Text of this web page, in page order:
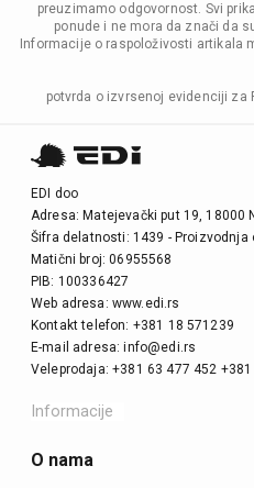
preuzimamo odgovornost. Svi
ponude i ne mora da znači da
Informacije o raspoloživosti artikala
potvrda o izvrsenoj evidenciji za
EDI doo
Adresa: Matejevački put 19, 18000
Šifra delatnosti: 1439 -
Matični broj: 06955568
PIB: 100336427
Web adresa: www.edi.rs
Kontakt telefon: +381 18 571239
E-mail adresa: info@edi.rs
Veleprodaja: +381 63 477 452
Informacije
O nama